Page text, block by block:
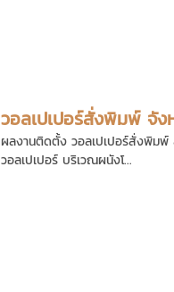
วอลเปเปอร์สั่งพิมพ์ จัง
ผลงานติดตั้ง วอลเปเปอร์สั่งพิม
วอลเปเปอร์ บริเวณผนังโ...